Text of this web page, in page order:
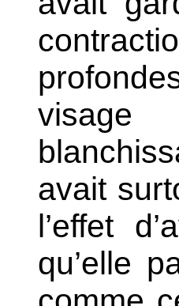
avait
l’effet
qu’elle